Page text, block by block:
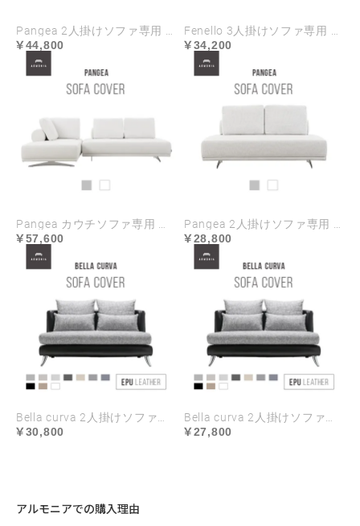
Pangea 2人掛けソファ専用 ソファカバー ハイランク生地
44,800
Fenello 3人掛けソファ専用 ソファカバー
34,200
Pangea カウチソファ専用 ソファカバー
57,600
Pangea 2人掛けソファ専用 ソファカバー
28,800
Bella curva 2人掛けソファ専用 ソファカバー EPUレザー ハイランク生地 ラージサイズ
30,800
Bella curva 2人掛けソファ専用 ソファカバー EPUレザー ハイランク生地 レギュラーサイズ
27,800
アルモニアでの購入理由